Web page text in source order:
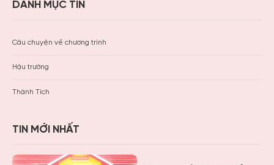
DANH MỤC TIN
Câu chuyện về chương trình
Hậu trường
Thành Tích
TIN MỚI NHẤT